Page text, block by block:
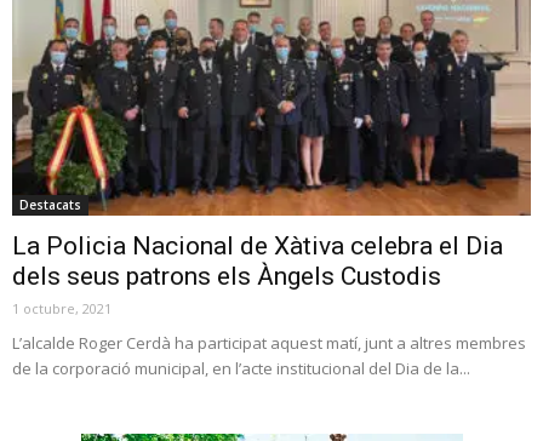
Destacats
La Policia Nacional de Xàtiva celebra el Dia
dels seus patrons els Àngels Custodis
1 octubre, 2021
L’alcalde Roger Cerdà ha participat aquest matí, junt a altres membres
de la corporació municipal, en l’acte institucional del Dia de la...